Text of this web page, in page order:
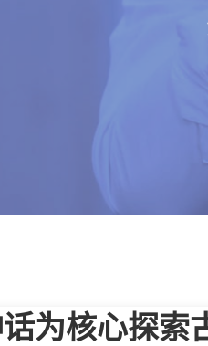
为核心探索